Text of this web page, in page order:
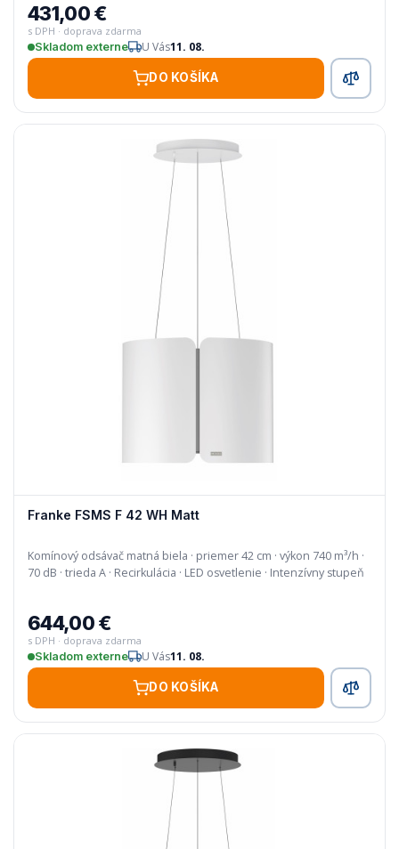
431,00 €
s DPH · doprava zdarma
Skladom externe
U Vás11. 08.
DO KOŠÍKA
Franke FSMS F 42 WH Matt
Komínový odsávač matná biela · priemer 42 cm · výkon 740 m³/h ·
70 dB · trieda A · Recirkulácia · LED osvetlenie · Intenzívny stupeň
644,00 €
s DPH · doprava zdarma
Skladom externe
U Vás11. 08.
DO KOŠÍKA